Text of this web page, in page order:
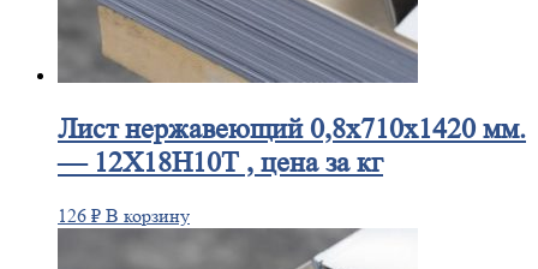
Листнержавеющий 0,8x710x1420 мм.
— 12Х18Н10Т , цена за кг
126 ₽ В корзину